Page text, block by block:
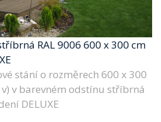
RAL 9006 600 x 300 cm
stání o rozměrech 600 x 300
v) v barevném odstínu stříbrná
DELUXE